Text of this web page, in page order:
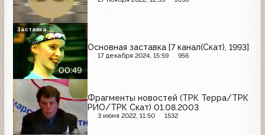
00:49
Основная заставка [7 канал(Скат), 1993]
17 декабря 2024, 15:59 956
Заставка
Фрагменты новостей (ТРК Терра/ТРК
РИО/ТРК Скат) 01.08.2003
3 июня 2022, 11:50 1532